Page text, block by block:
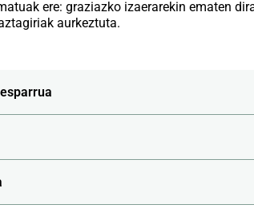
ere: graziazko izaerarekin ematen
aurkeztuta.